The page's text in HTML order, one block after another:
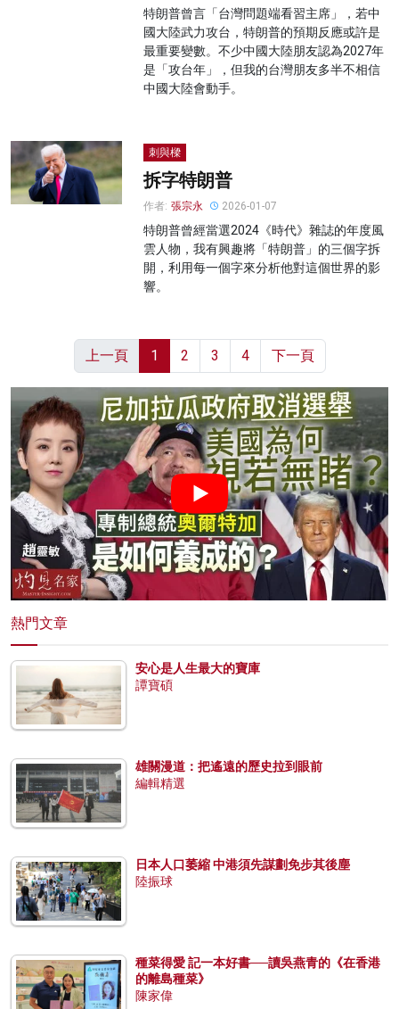
特朗普曾言「台灣問題端看習主席」，若中
國大陸武力攻台，特朗普的預期反應或許是
最重要變數。不少中國大陸朋友認為2027年
是「攻台年」，但我的台灣朋友多半不相信
中國大陸會動手。
刺與樑
拆字特朗普
作者: 張宗永 2026-01-07
特朗普曾經當選2024《時代》雜誌的年度風
雲人物，我有興趣將「特朗普」的三個字拆
開，利用每一個字來分析他對這個世界的影
響。
上一頁 1 2 3 4 下一頁
熱門文章
安心是人生最大的寶庫
譚寶碩
雄關漫道：把遙遠的歷史拉到眼前
編輯精選
日本人口萎縮 中港須先謀劃免步其後塵
陸振球
種菜得愛 記一本好書──讀吳燕青的《在香港
的離島種菜》
陳家偉